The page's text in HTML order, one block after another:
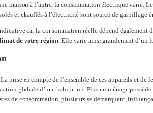
maison à l’autre, la consommation électrique varie.
et chauffés à l’électricité sont source de gaspillage
car la consommation réelle dépend également
de votre région . Elle varie ainsi grandement d’un
prise en compte de l’ensemble de ces appareils et de
globale d’une habitation. Plus un ménage
de consommation, plusieurs se démarquent,